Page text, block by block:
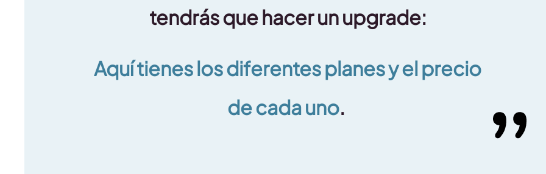
tendrás que hacer un upgrade:
Aquí tienes los diferentes planes y el precio
de cada uno.